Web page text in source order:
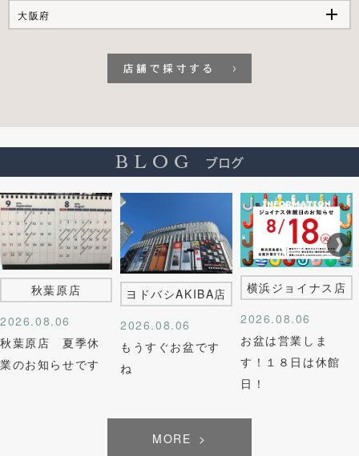
大阪府 add
秋葉原店
2026.08.06
秋葉原店 夏季休
業のお知らせです
ヨドバシAKIBA店
2026.08.06
もうすぐお盆です
ね
横浜ジョイナス店
2026.08.06
お盆は営業しま
す！１８日は休館
日！
MORE